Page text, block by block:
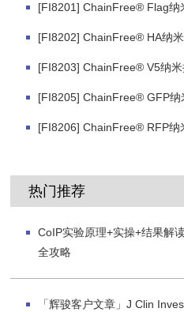
[FI8201] ChainFree® Flag纳
[FI8202] ChainFree® HA纳
[FI8203] ChainFree® V5纳
[FI8205] ChainFree® GFP纳
[FI8206] ChainFree® RFP纳
热门推荐
CoIP实验原理+实操+结果解
全攻略
「辉骏客户文章」J Clin